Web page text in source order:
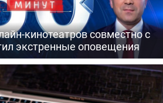
кинотеатров совместно с
экстренные оповещения